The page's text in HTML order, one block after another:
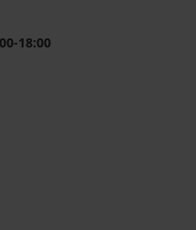
18:00